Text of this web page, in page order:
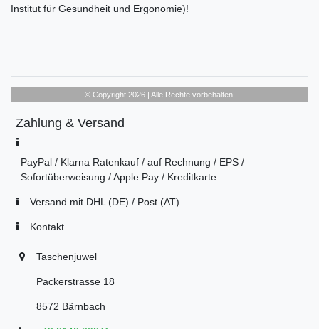
Institut für Gesundheit und Ergonomie)!
© Copyright 2026 | Alle Rechte vorbehalten.
Zahlung & Versand
PayPal / Klarna Ratenkauf / auf Rechnung / EPS /
Sofortüberweisung / Apple Pay / Kreditkarte
Versand mit DHL (DE) / Post (AT)
Kontakt
Taschenjuwel
Packerstrasse 18
8572 Bärnbach